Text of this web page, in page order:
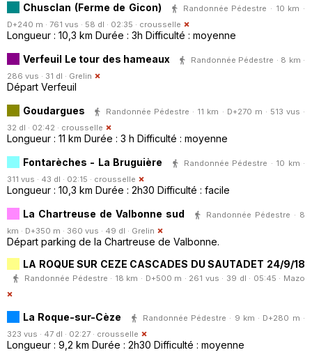
Chusclan (Ferme de Gicon)
Randonnée Pédestre · 10 km ·
D+240 m · 761 vus · 58 dl · 02:35 · crousselle
Longueur : 10,3 km Durée : 3h Difficulté : moyenne
Verfeuil Le tour des hameaux
Randonnée Pédestre · 8 km ·
286 vus · 31 dl · Grelin
Départ Verfeuil
Goudargues
Randonnée Pédestre · 11 km · D+270 m · 513 vus ·
32 dl · 02:42 · crousselle
Longueur : 11 km Durée : 3 h Difficulté : moyenne
Fontarèches - La Bruguière
Randonnée Pédestre · 10 km ·
311 vus · 43 dl · 02:15 · crousselle
Longueur : 10,3 km Durée : 2h30 Difficulté : facile
La Chartreuse de Valbonne sud
Randonnée Pédestre · 8
km · D+350 m · 360 vus · 49 dl · Grelin
Départ parking de la Chartreuse de Valbonne.
LA ROQUE SUR CEZE CASCADES DU SAUTADET 24/9/18
Randonnée Pédestre · 18 km · D+500 m · 261 vus · 39 dl · 05:45 · Mazo
La Roque-sur-Cèze
Randonnée Pédestre · 9 km · D+280 m ·
323 vus · 47 dl · 02:27 · crousselle
Longueur : 9,2 km Durée : 2h30 Difficulté : moyenne